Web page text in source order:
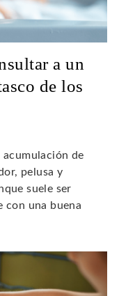
a un
de los
acumulación de
pelusa y
suele ser
con una buena